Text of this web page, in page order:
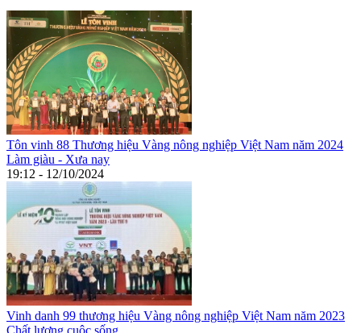
Tôn vinh 88 Thương hiệu Vàng nông nghiệp Việt Nam năm 2024
Làm giàu - Xưa nay
19:12 - 12/10/2024
Vinh danh 99 thương hiệu Vàng nông nghiệp Việt Nam năm 2023